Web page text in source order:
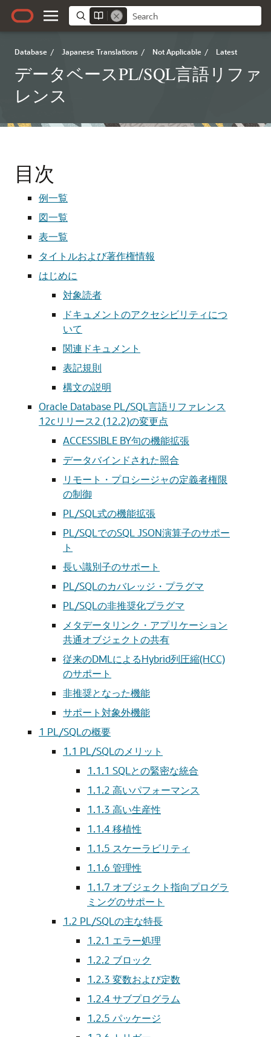
Database / Japanese Translations / Not Applicable / Latest
データベースPL/SQL言語リファ
レンス
目次
例一覧
図一覧
表一覧
タイトルおよび著作権情報
はじめに
対象読者
ドキュメントのアクセシビリティにつ
いて
関連ドキュメント
表記規則
構文の説明
Oracle Database PL/SQL言語リファレンス
12cリリース2 (12.2)の変更点
ACCESSIBLE BY句の機能拡張
データバインドされた照合
リモート・プロシージャの定義者権限
の制御
PL/SQL式の機能拡張
PL/SQLでのSQL JSON演算子のサポー
ト
長い識別子のサポート
PL/SQLのカバレッジ・プラグマ
PL/SQLの非推奨化プラグマ
メタデータリンク・アプリケーション
共通オブジェクトの共有
従来のDMLによるHybrid列圧縮(HCC)
のサポート
非推奨となった機能
サポート対象外機能
1 PL/SQLの概要
1.1 PL/SQLのメリット
1.1.1 SQLとの緊密な統合
1.1.2 高いパフォーマンス
1.1.3 高い生産性
1.1.4移植性
1.1.5 スケーラビリティ
1.1.6 管理性
1.1.7 オブジェクト指向プログラ
ミングのサポート
1.2 PL/SQLの主な特長
1.2.1 エラー処理
1.2.2 ブロック
1.2.3 変数および定数
1.2.4サブプログラム
1.2.5 パッケージ